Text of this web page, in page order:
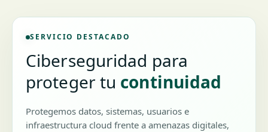
SERVICIO DESTACADO
Ciberseguridad para
proteger tu continuidad
Protegemos datos, sistemas, usuarios e
infraestructura cloud frente a amenazas digitales,